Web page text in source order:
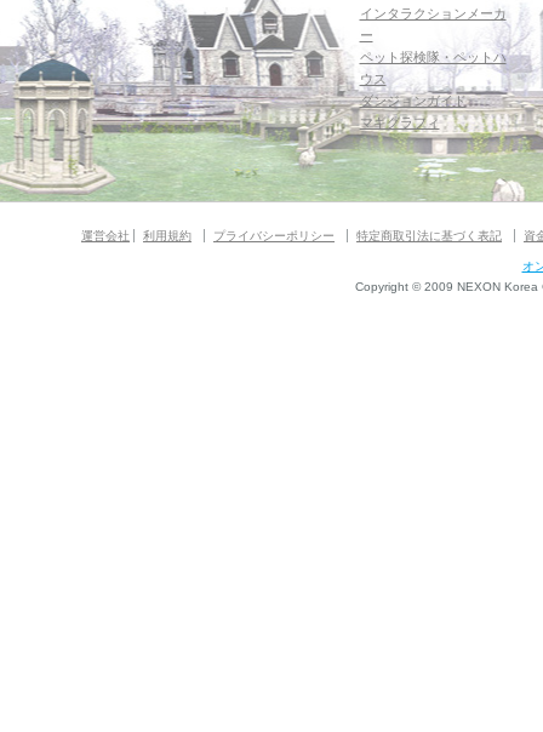
インタラクションメーカ
ー
ペット探検隊・ペットハ
ウス
ダンジョンガイド
マギグラフィ
運営会社 利用規約 プライバシーポリシー 特定商取引法に基づく表記 資
オ
Copyright © 2009 NEXON Korea